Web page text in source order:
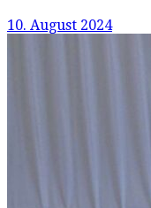
10. August 2024